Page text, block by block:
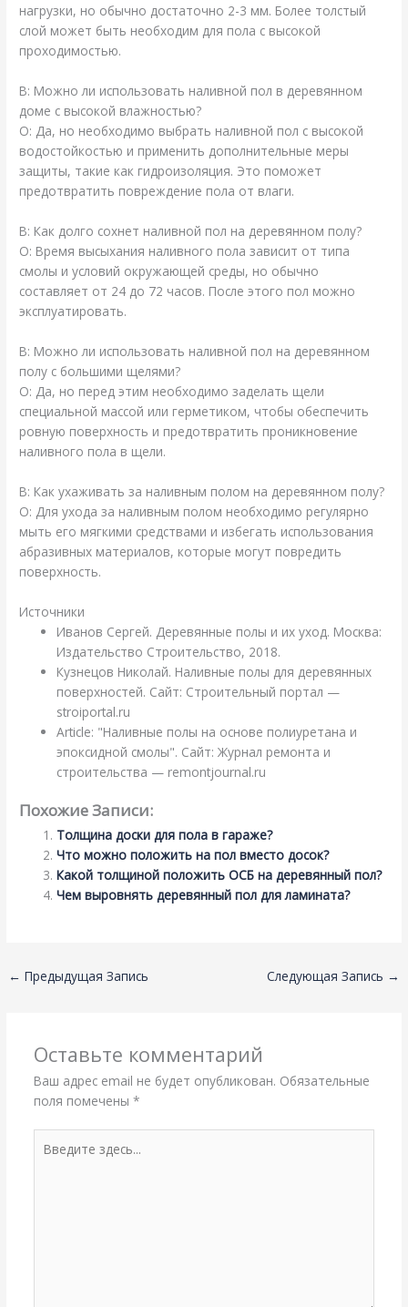
нагрузки, но обычно достаточно 2-3 мм. Более толстый
слой может быть необходим для пола с высокой
проходимостью.
В: Можно ли использовать наливной пол в деревянном
доме с высокой влажностью?
О: Да, но необходимо выбрать наливной пол с высокой
водостойкостью и применить дополнительные меры
защиты, такие как гидроизоляция. Это поможет
предотвратить повреждение пола от влаги.
В: Как долго сохнет наливной пол на деревянном полу?
О: Время высыхания наливного пола зависит от типа
смолы и условий окружающей среды, но обычно
составляет от 24 до 72 часов. После этого пол можно
эксплуатировать.
В: Можно ли использовать наливной пол на деревянном
полу с большими щелями?
О: Да, но перед этим необходимо заделать щели
специальной массой или герметиком, чтобы обеспечить
ровную поверхность и предотвратить проникновение
наливного пола в щели.
В: Как ухаживать за наливным полом на деревянном полу?
О: Для ухода за наливным полом необходимо регулярно
мыть его мягкими средствами и избегать использования
абразивных материалов, которые могут повредить
поверхность.
Источники
Иванов Сергей. Деревянные полы и их уход. Москва:
Издательство Строительство, 2018.
Кузнецов Николай. Наливные полы для деревянных
поверхностей. Сайт: Строительный портал —
stroiportal.ru
Article: "Наливные полы на основе полиуретана и
эпоксидной смолы". Сайт: Журнал ремонта и
строительства — remontjournal.ru
Похожие Записи:
Толщина доски для пола в гараже?
Что можно положить на пол вместо досок?
Какой толщиной положить ОСБ на деревянный пол?
Чем выровнять деревянный пол для ламината?
← Предыдущая Запись Следующая Запись →
Оставьте комментарий
Ваш адрес email не будет опубликован. Обязательные
поля помечены *
здесь...